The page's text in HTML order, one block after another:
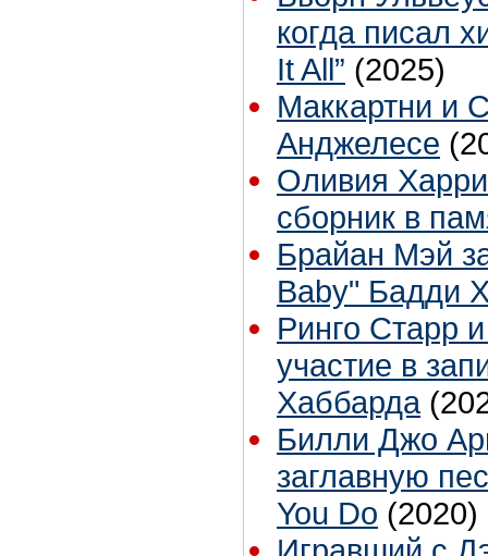
когда писал
It All” (2025)
Маккартни и
Анджелесе
Оливия
сборник в
Брайан Мэй
Baby" Бадди
Ринго Старр
участие в
Хаббарда
Билли Джо
заглавную
You Do (2020)